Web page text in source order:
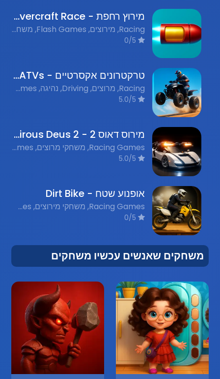
מירוץ רחפת - Hovercraft Race
Racing, מירוצים, Flash Games, משחקי פלאש נוסטלגים
טרקטרונים אקסרטיים - Extreme ATVs
Racing, מרוצים, Driving, נהיגה, Flash Games, משחקי פלאש נוסטלגים
מירוס דאוס 2 - Mirous Deus 2
Racing Games, משחקי מרוצים, Shooting Games, משחקי יריות, Flash Games, משחקי פלאש נוסטלגים, Action Games, משחקי פעולה, Online Games, משחקים אונליין
אופנוע שטח - Dirt Bike
Racing Games, משחקי מירוצים, Flash Games, משחקי פלאש, Stunt Games, משחקי פעלולים, Nostalgic Games, משחקי פלאש נוסטלגים
משחקים שאנשים עכשיו משחקים